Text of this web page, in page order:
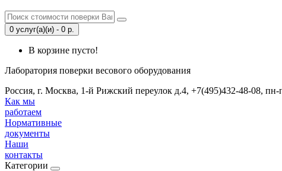
0 услуг(а)(и) - 0 р.
В корзине пусто!
Лаборатория поверки весового оборудования
Россия, г. Москва, 1-й Рижский переулок д.4, +7(495)432-48-08, пн-
Как мы
работаем
Нормативные
документы
Наши
контакты
Категории